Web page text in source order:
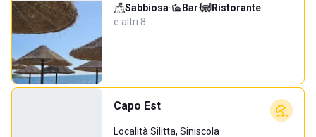
Sabbiosa· Bar· Ristorante·
e altri 8…
Capo Est
Località Silitta, Siniscola